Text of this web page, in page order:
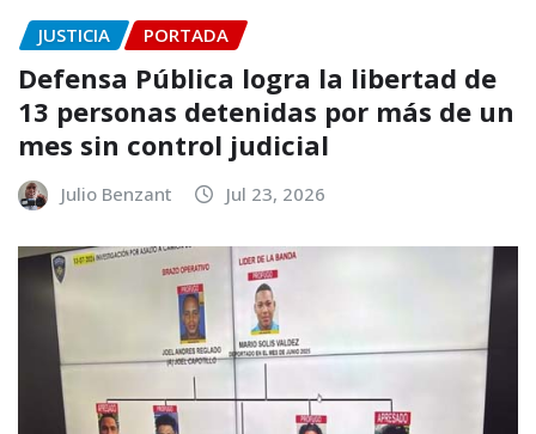
JUSTICIA PORTADA
Defensa Pública logra la libertad de
13 personas detenidas por más de un
mes sin control judicial
Julio Benzant Jul 23, 2026